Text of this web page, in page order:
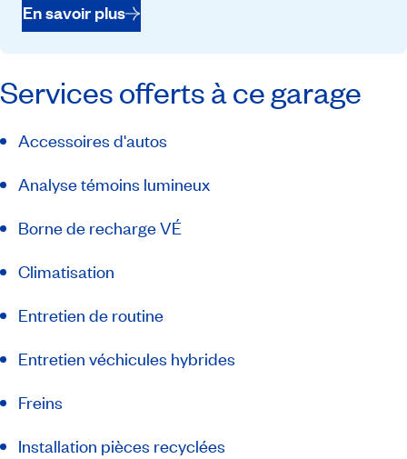
En savoir plus
Services offerts à ce garage
Accessoires d'autos
Analyse témoins lumineux
Borne de recharge VÉ
Climatisation
Entretien de routine
Entretien véchicules hybrides
Freins
Installation pièces recyclées